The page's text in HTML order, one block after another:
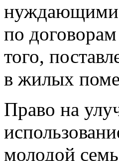
по
того,
в жилых
Право на
молодой